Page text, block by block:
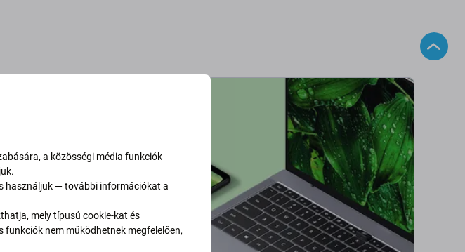
a közösségi média funkciók
használjuk — további információkat a
mely típusú cookie-kat és
funkciók nem működhetnek megfelelően,